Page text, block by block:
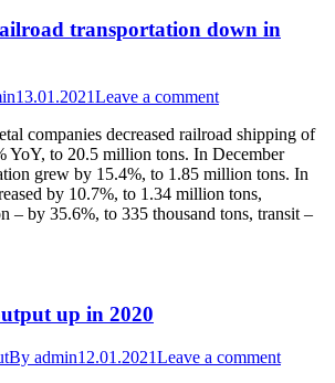
transportation down in
13.01.2021Leave a comment
companies decreased railroad shipping of
YoY, to 20.5 million tons. In December
grew by 15.4%, to 1.85 million tons. In
by 10.7%, to 1.34 million tons,
– by 35.6%, to 335 thousand tons, transit –
up in 2020
By admin12.01.2021Leave a comment